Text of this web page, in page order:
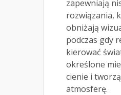
zapewniają
rozwiązania,
obniżają
podczas gdy
kierować
określone
cienie i
atmosferę.